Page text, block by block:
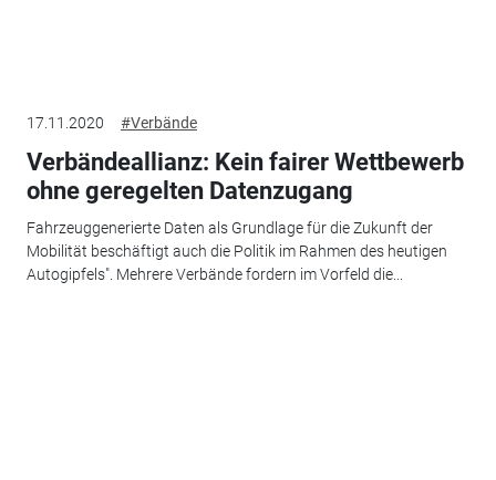
17.11.2020 #Verbände
Verbändeallianz: Kein fairer Wettbewerb
ohne geregelten Datenzugang
Fahrzeuggenerierte Daten als Grundlage für die Zukunft der
Mobilität beschäftigt auch die Politik im Rahmen des heutigen
Autogipfels". Mehrere Verbände fordern im Vorfeld die...